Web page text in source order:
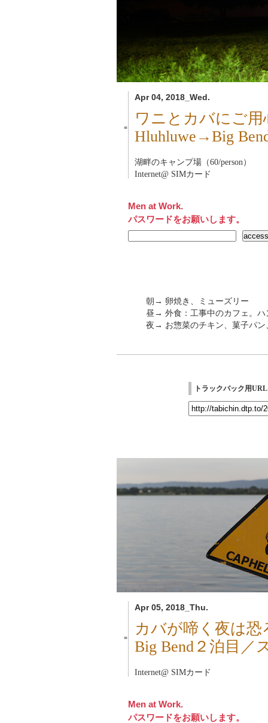
Apr 04, 2018_Wed.
■
ワニとカバにご用
Hluhluwe→Big
湖畔のキャンプ場（60/person）
Internet@ SIMカード
Men at Work.
パスワードをお願いします。
朝→ 卵焼き、ミューズリー
昼→ 外食：工事中のカフェ。
夜→ お惣菜のチキン、菓子パン
トラックバック用URL
Apr 05, 2018_Thu.
■
カバが啼く夜は恐
Big Bend２泊目／
Internet@ SIMカード
Men at Work.
パスワードをお願いします。